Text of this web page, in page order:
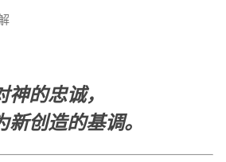
神的忠诚，
新创造的基调。